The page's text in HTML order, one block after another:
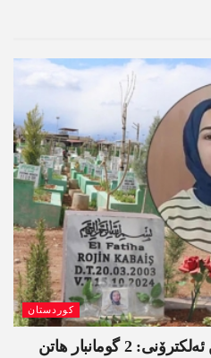
کوردستان
ل ئامەدێ ئۆپەراسیۆنا تاوانێن ئەلکترۆنی: 2 گومانبار ھاتن